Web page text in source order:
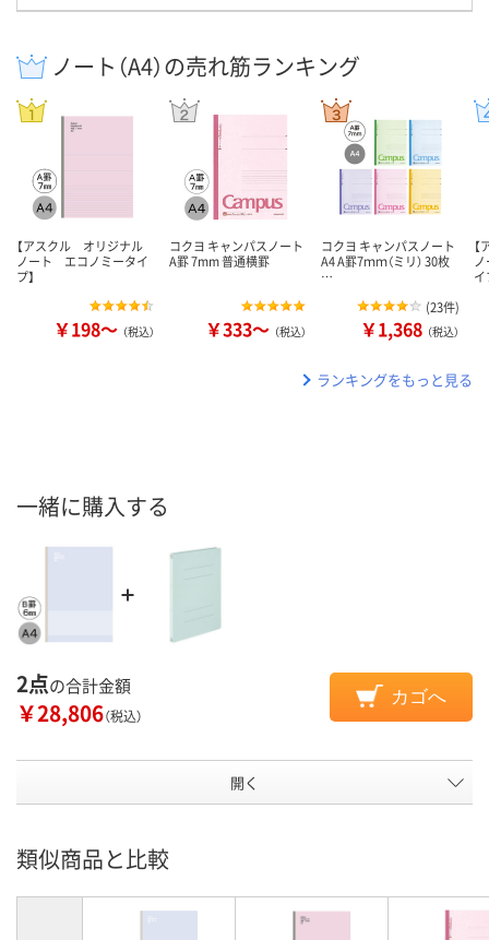
ノート（A4）の売れ筋ランキング
【アスクル オリジナル
ノート エコノミータイ
プ】
￥198～ （税込）
コクヨ キャンパスノート
A罫 7mm 普通横罫
￥333～ （税込）
コクヨ キャンパスノート
A4 A罫7ｍｍ（ミリ） 30枚
…
(23件)
￥1,368 （税込）
イ
ランキングをもっと見る
一緒に購入する
2点の合計金額
￥28,806（税込）
カゴへ
開く
類似商品と比較